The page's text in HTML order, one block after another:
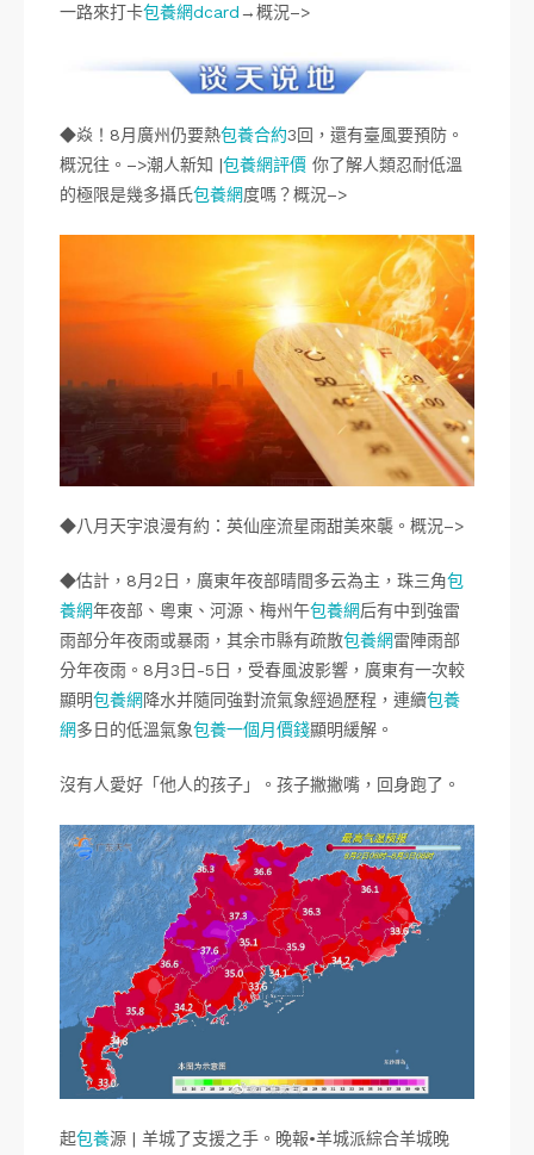
一路來打卡包養網dcard→概況–>
◆焱！8月廣州仍要熱包養合約3回，還有臺風要預防。
概況往。–>潮人新知 |包養網評價 你了解人類忍耐低溫
的極限是幾多攝氏包養網度嗎？概況–>
◆八月天宇浪漫有約：英仙座流星雨甜美來襲。概況–>
◆估計，8月2日，廣東年夜部晴間多云為主，珠三角包
養網年夜部、粵東、河源、梅州午包養網后有中到強雷
雨部分年夜雨或暴雨，其余市縣有疏散包養網雷陣雨部
分年夜雨。8月3日-5日，受春風波影響，廣東有一次較
顯明包養網降水并隨同強對流氣象經過歷程，連續包養
網多日的低溫氣象包養一個月價錢顯明緩解。
沒有人愛好「他人的孩子」。孩子撇撇嘴，回身跑了。
起包養源 | 羊城了支援之手。晚報•羊城派綜合羊城晚